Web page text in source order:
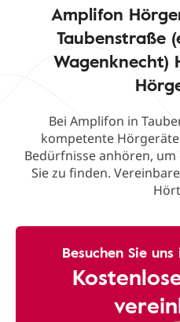
Amplifon
Taubenstraße
Wagenknecht)
Bei Amplifon in
kompetente
Bedürfnisse anhören,
Sie zu finden.
Besuchen Sie